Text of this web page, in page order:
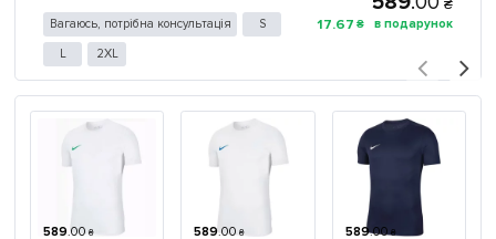
Вагаюсь, потрібна консультація S
L 2XL
₴
17.67 ₴
589.00 ₴ 589.00 ₴ 589.00 ₴